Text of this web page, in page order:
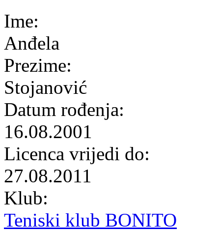
Ime:
Anđela
Prezime:
Stojanović
Datum rođenja:
16.08.2001
Licenca vrijedi do:
27.08.2011
Klub:
Teniski klub BONITO